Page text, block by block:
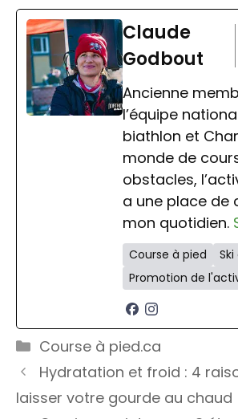
Claude
Godbout
Ancienne
l’équipe
biathlon et
monde de
obstacles,
a une place de
mon quotidien.
Course à pied
Promotion de
Catégories
Course à pied.ca
Hydratation et froid : 4
laisser votre gourde au chaud